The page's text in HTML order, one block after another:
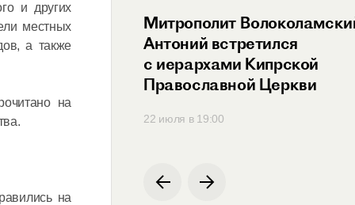
и других
местных
а также
на
на
Антоний
с Генеральным
по русскому
Митрополит
Антоний встретился
с иерархами Кипрской
Православной Церкви
22 июля в 19:00